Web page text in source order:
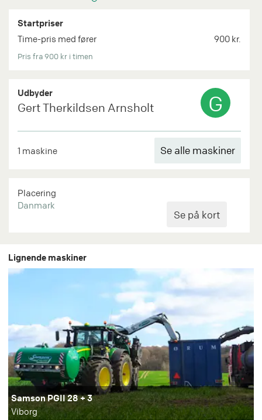
Startpriser
Time-pris med fører
900 kr.
Pris fra 900 kr i timen
Udbyder
Gert Therkildsen Arnsholt G
1 maskine Se alle maskiner
Placering
Danmark
Lignende maskiner
Samson PGII 28 + 3
Viborg